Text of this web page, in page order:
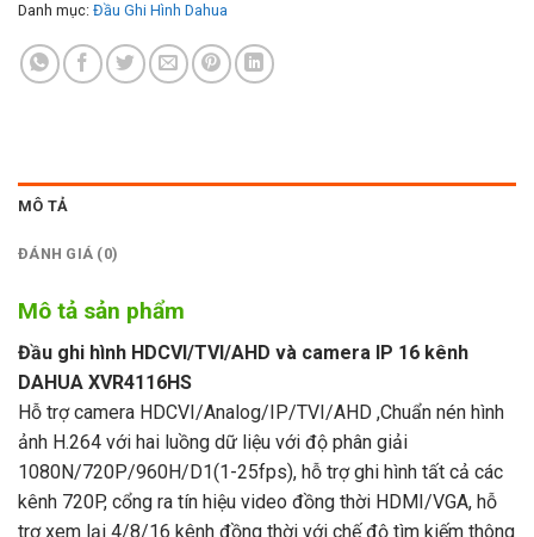
Danh mục: Đầu Ghi Hình Dahua
MÔ TẢ
ĐÁNH GIÁ (0)
Mô tả sản phẩm
Đầu ghi hình HDCVI/TVI/AHD và camera IP 16 kênh
DAHUA XVR4116HS
Hỗ trợ camera HDCVI/Analog/IP/TVI/AHD ,Chuẩn nén hình
ảnh H.264 với hai luồng dữ liệu với độ phân giải
1080N/720P/960H/D1(1-25fps), hỗ trợ ghi hình tất cả các
kênh 720P, cổng ra tín hiệu video đồng thời HDMI/VGA, hỗ
trợ xem lại 4/8/16 kênh đồng thời với chế độ tìm kiếm thông